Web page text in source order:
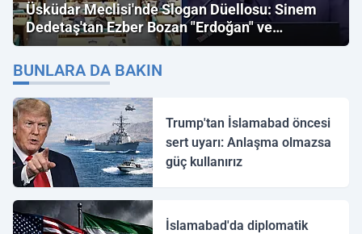
Üsküdar Meclisi'nde Slogan Düellosu: Sinem
Dedetaş'tan Ezber Bozan "Erdoğan" ve
"İmamoğlu" Çıkışı!
BUNLARA DA BAKIN
Trump'tan İslamabad öncesi
sert uyarı: Anlaşma olmazsa
güç kullanırız
İslamabad'da diplomatik